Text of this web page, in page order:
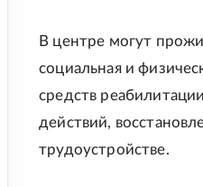
В центре могут
социальная и
средств
действий,
трудоустройстве.